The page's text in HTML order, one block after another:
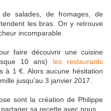
salades, de fromages, de
les bras. On y retrouve
incomparable.
faire découvrir une cuisine
10 ans) les restaurants
à 1 €. Alors aucune hésitation
jusqu'au 3 janvier 2017.
sont la création de Philippe
sa recette avec nous.